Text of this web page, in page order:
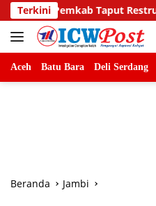
Langsung
ke
konten
Terkini
Restrukturisasi Pinjaman
Aceh Batu Bara Deli Serdang
Beranda Jambi